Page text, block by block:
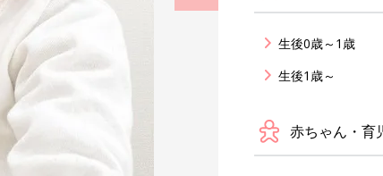
生後0歳～1歳
生後1歳～
赤ちゃん・育